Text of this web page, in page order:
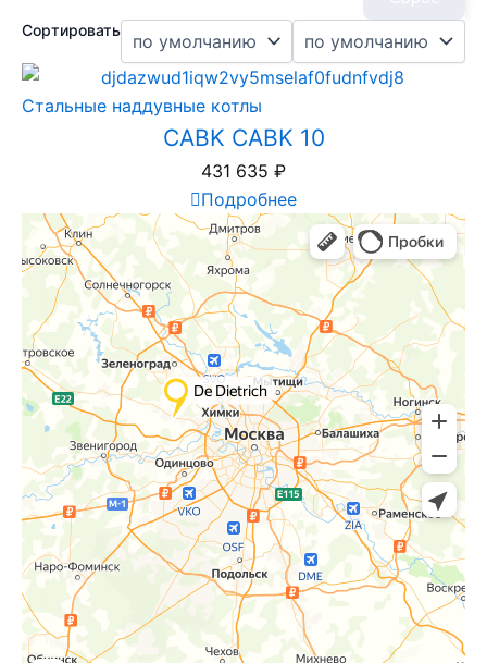
Сортировать
Стальные наддувные котлы
CABK CABK 10
431 635 ₽
Подробнее